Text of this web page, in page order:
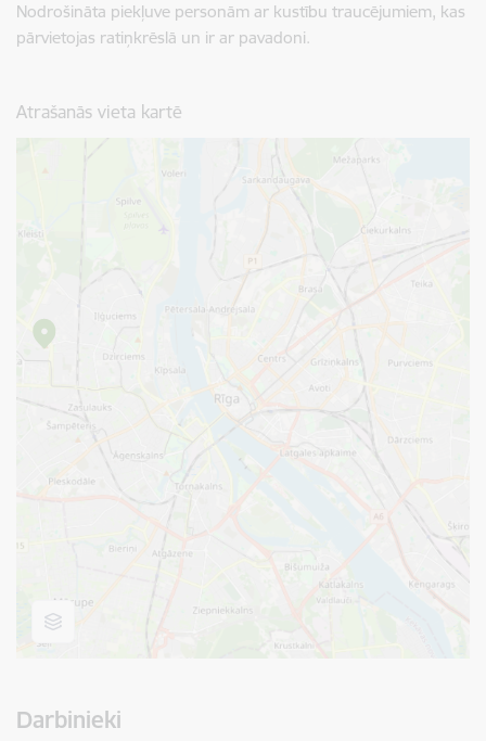
Nodrošināta piekļuve personām ar kustību traucējumiem, kas
pārvietojas ratiņkrēslā un ir ar pavadoni.
Atrašanās vieta kartē
Darbinieki